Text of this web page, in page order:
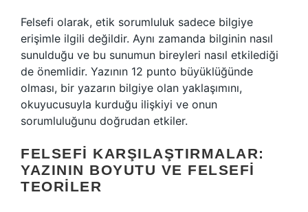
Felsefi olarak, etik sorumluluk sadece bilgiye
erişimle ilgili değildir. Aynı zamanda bilginin nasıl
sunulduğu ve bu sunumun bireyleri nasıl etkilediği
de önemlidir. Yazının 12 punto büyüklüğünde
olması, bir yazarın bilgiye olan yaklaşımını,
okuyucusuyla kurduğu ilişkiyi ve onun
sorumluluğunu doğrudan etkiler.
FELSEFI KARŞILAŞTIRMALAR:
YAZININ BOYUTU VE FELSEFI
TEORILER